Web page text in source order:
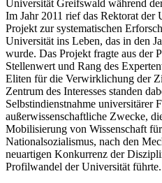
Universität Greifswald während
Im Jahr 2011 rief das Rektorat der
Projekt zur systematischen
Universität ins Leben, das in den
wurde. Das Projekt fragte aus der
Stellenwert und Rang des
Eliten für die Verwirklichung der
Zentrum des Interesses standen
Selbstindienstnahme universitärer
außerwissenschaftliche Zwecke,
Mobilisierung von Wissenschaft
Nationalsozialismus, nach den
neuartigen Konkurrenz der
Profilwandel der Universität führte.